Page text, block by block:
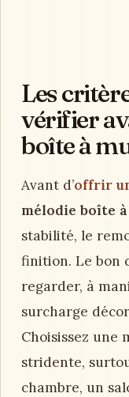
Les
vérifier
boîte à
Avant d’offrir
mélodie boîte
stabilité, le
finition. Le bon
regarder, à
surcharge
Choisissez une
stridente,
chambre, un